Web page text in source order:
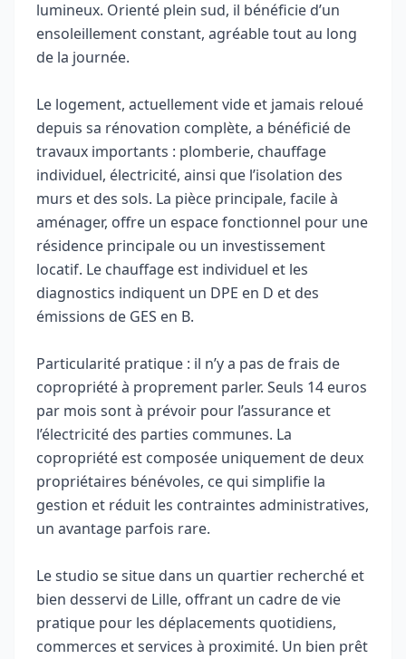
lumineux. Orienté plein sud, il bénéficie d’un
ensoleillement constant, agréable tout au long
de la journée.
Le logement, actuellement vide et jamais reloué
depuis sa rénovation complète, a bénéficié de
travaux importants : plomberie, chauffage
individuel, électricité, ainsi que l’isolation des
murs et des sols. La pièce principale, facile à
aménager, offre un espace fonctionnel pour une
résidence principale ou un investissement
locatif. Le chauffage est individuel et les
diagnostics indiquent un DPE en D et des
émissions de GES en B.
Particularité pratique : il n’y a pas de frais de
copropriété à proprement parler. Seuls 14 euros
par mois sont à prévoir pour l’assurance et
l’électricité des parties communes. La
copropriété est composée uniquement de deux
propriétaires bénévoles, ce qui simplifie la
gestion et réduit les contraintes administratives,
un avantage parfois rare.
Le studio se situe dans un quartier recherché et
bien desservi de Lille, offrant un cadre de vie
pratique pour les déplacements quotidiens,
commerces et services à proximité. Un bien prêt